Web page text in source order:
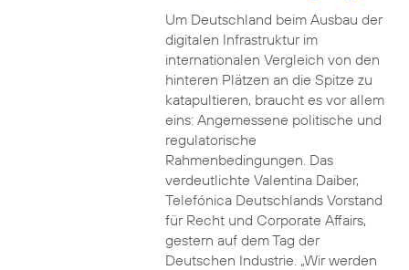
Um Deutschland beim Ausbau der
digitalen Infrastruktur im
internationalen Vergleich von den
hinteren Plätzen an die Spitze zu
katapultieren, braucht es vor allem
eins: Angemessene politische und
regulatorische
Rahmenbedingungen. Das
verdeutlichte Valentina Daiber,
Telefónica Deutschlands Vorstand
für Recht und Corporate Affairs,
gestern auf dem Tag der
Deutschen Industrie. „Wir werden